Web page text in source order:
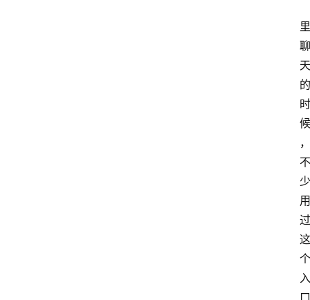
里
聊
天
的
时
候
，
不
少
用
过
这
个
入
口